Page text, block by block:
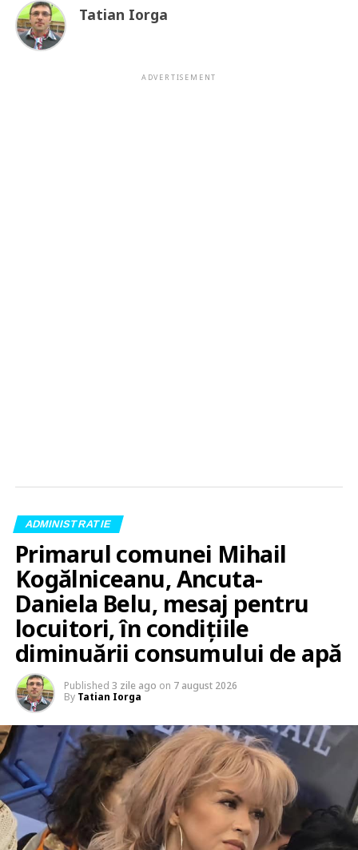
Tatian Iorga
ADVERTISEMENT
ADMINISTRATIE
Primarul comunei Mihail
Kogălniceanu, Ancuta-
Daniela Belu, mesaj pentru
locuitori, în condițiile
diminuării consumului de apă
Published 3 zile ago on 7 august 2026
By Tatian Iorga